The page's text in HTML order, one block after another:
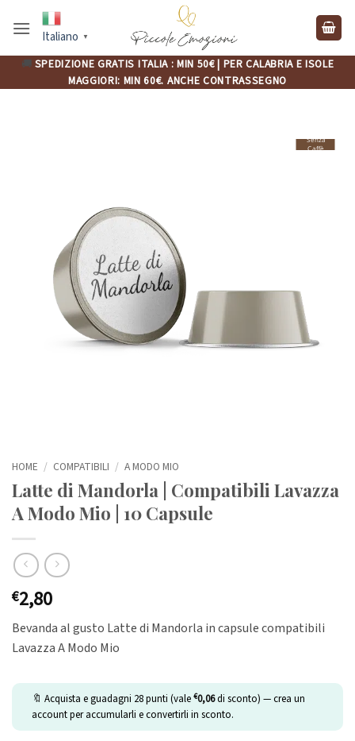
Italiano ▼
🚚 SPEDIZIONE GRATIS ITALIA : MIN 50€ | PER CALABRIA E ISOLE
MAGGIORI: MIN 60€. ANCHE CONTRASSEGNO
Senza
Caffè
HOME / COMPATIBILI / A MODO MIO
Latte di Mandorla | Compatibili Lavazza
A Modo Mio | 10 Capsule
€2,80
Bevanda al gusto Latte di Mandorla in capsule compatibili
Lavazza A Modo Mio
🔖 Acquista e guadagni 28punti (vale €0,06di sconto) — crea un
account per accumularli e convertirli in sconto.